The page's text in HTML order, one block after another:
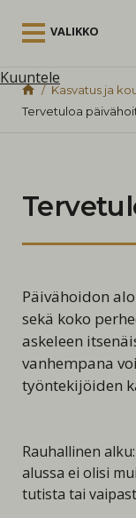
VALIKKO
Kuuntele
Kasvatus ja
Tervetuloa
Päivähoidon
sekä koko
askeleen
vanhempana
työntekijöiden
Rauhallinen
alussa ei olisi
tutista tai